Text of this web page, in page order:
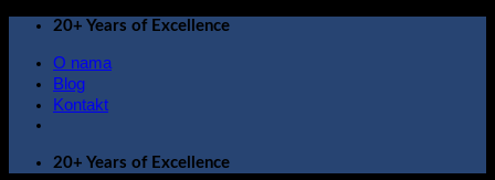
Skip
content
20+ Years of Excellence
O nama
Blog
Kontakt
20+ Years of Excellence